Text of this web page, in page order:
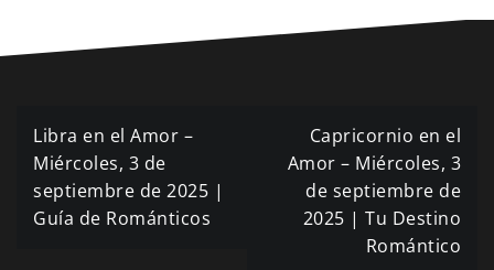
Navegación
de
entradas
Libra en el Amor –
Miércoles, 3 de
septiembre de 2025 |
Guía de Románticos
Capricornio en el
Amor – Miércoles, 3
de septiembre de
2025 | Tu Destino
Romántico